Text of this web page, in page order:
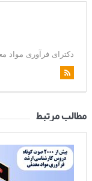
دکترای فرآوری مواد
مطالب مرتبط